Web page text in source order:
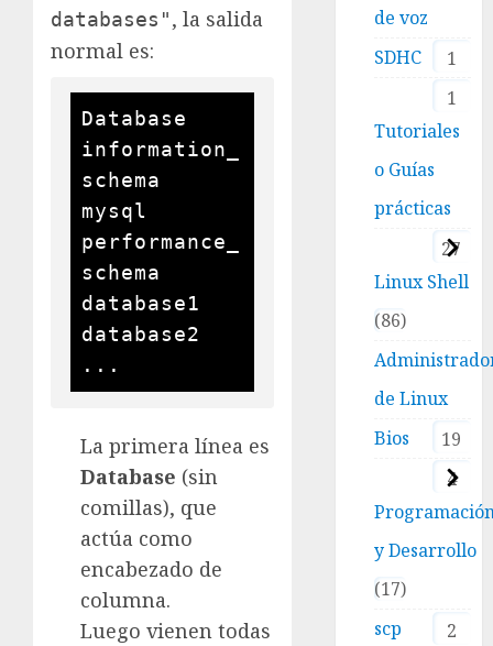
databases", la salida
normal es:
Database
information_
schema
mysql
performance_
schema
database1
database2
La primera línea es
Database (sin
comillas), que
actúa como
encabezado de
columna.
Luego vienen todas
de voz
1
SDHC
1
Tutoriales
o Guías
prácticas
27
Linux Shell
86
de Linux
19
Bios
4
y Desarrollo
17
scp
2